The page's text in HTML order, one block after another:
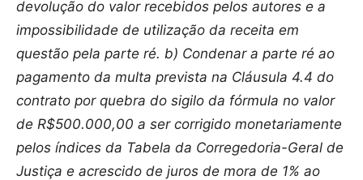
devolução do valor recebidos pelos autores e a
impossibilidade de utilização da receita em
questão pela parte ré. b) Condenar a parte ré ao
pagamento da multa prevista na Cláusula 4.4 do
contrato por quebra do sigilo da fórmula no valor
de R$500.000,00 a ser corrigido monetariamente
pelos índices da Tabela da Corregedoria-Geral de
Justiça e acrescido de juros de mora de 1% ao